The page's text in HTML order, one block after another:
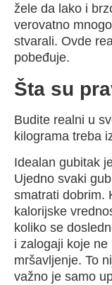
žele da lako i
verovatno
stvarali. Ovde
pobeđuje.
Šta su
Budite realni u
kilograma treba
Idealan gubitak
Ujedno svaki
smatrati dobrim.
kalorijske
koliko se
i zalogaji koje
mršavljenje. To
važno je samo